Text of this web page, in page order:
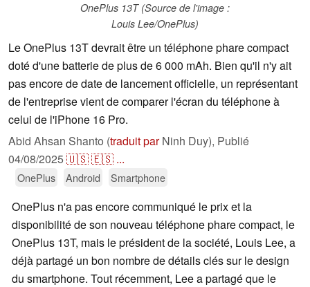
OnePlus 13T (Source de l'image :
Louis Lee/OnePlus)
Le OnePlus 13T devrait être un téléphone phare compact
doté d'une batterie de plus de 6 000 mAh. Bien qu'il n'y ait
pas encore de date de lancement officielle, un représentant
de l'entreprise vient de comparer l'écran du téléphone à
celui de l'iPhone 16 Pro.
Abid Ahsan Shanto (traduit parNinh Duy), Publié
04/08/2025🇺🇸🇪🇸 ...
OnePlus Android Smartphone
OnePlus n'a pas encore communiqué le prix et la
disponibilité de son nouveau téléphone phare compact, le
OnePlus 13T, mais le président de la société, Louis Lee, a
déjà partagé un bon nombre de détails clés sur le design
du smartphone. Tout récemment, Lee a partagé que le